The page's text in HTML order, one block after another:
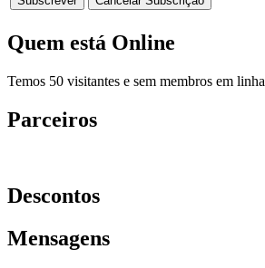
Quem está Online
Temos 50 visitantes e sem membros em linha
Parceiros
Descontos
Mensagens